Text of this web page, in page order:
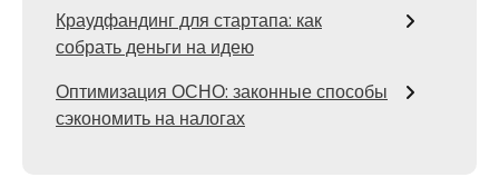
Краудфандинг для стартапа: как
собрать деньги на идею
Оптимизация ОСНО: законные способы
сэкономить на налогах